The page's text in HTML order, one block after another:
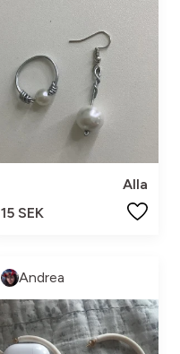
Alla
15 SEK
Andrea